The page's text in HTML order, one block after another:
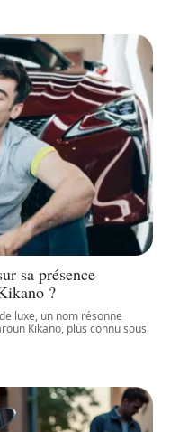
sa présence
?
luxe, un nom résonne
Kikano, plus connu sous